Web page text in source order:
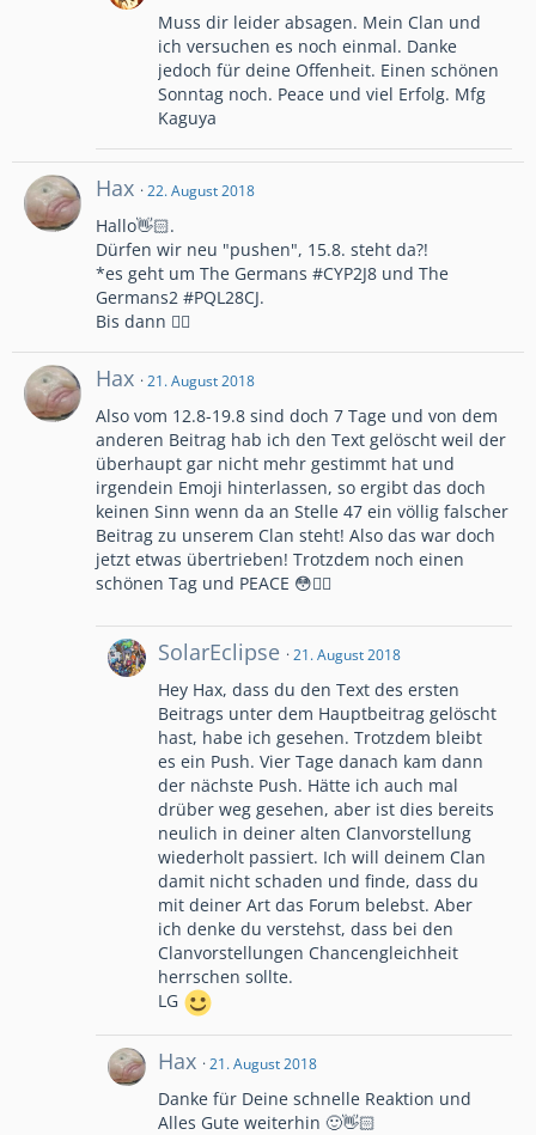
Muss dir leider absagen. Mein Clan und
ich versuchen es noch einmal. Danke
jedoch für deine Offenheit. Einen schönen
Sonntag noch. Peace und viel Erfolg. Mfg
Kaguya
Hax 22. August 2018
Hallo👋🏻.
Dürfen wir neu "pushen", 15.8. steht da?!
*es geht um The Germans #CYP2J8 und The
Germans2 #PQL28CJ.
Bis dann ✌🏻
Hax 21. August 2018
Also vom 12.8-19.8 sind doch 7 Tage und von dem
anderen Beitrag hab ich den Text gelöscht weil der
überhaupt gar nicht mehr gestimmt hat und
irgendein Emoji hinterlassen, so ergibt das doch
keinen Sinn wenn da an Stelle 47 ein völlig falscher
Beitrag zu unserem Clan steht! Also das war doch
jetzt etwas übertrieben! Trotzdem noch einen
schönen Tag und PEACE 😳✌🏻
SolarEclipse 21. August 2018
Hey Hax, dass du den Text des ersten
Beitrags unter dem Hauptbeitrag gelöscht
hast, habe ich gesehen. Trotzdem bleibt
es ein Push. Vier Tage danach kam dann
der nächste Push. Hätte ich auch mal
drüber weg gesehen, aber ist dies bereits
neulich in deiner alten Clanvorstellung
wiederholt passiert. Ich will deinem Clan
damit nicht schaden und finde, dass du
mit deiner Art das Forum belebst. Aber
ich denke du verstehst, dass bei den
Clanvorstellungen Chancengleichheit
herrschen sollte.
LG
Hax 21. August 2018
Danke für Deine schnelle Reaktion und
Alles Gute weiterhin 🙂👋🏻